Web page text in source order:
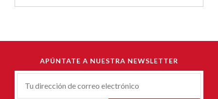
APÚNTATE A NUESTRA NEWSLETTER
Correu-